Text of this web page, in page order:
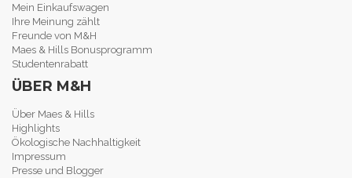
Mein Einkaufswagen
Ihre Meinung zählt
Freunde von M&H
Maes & Hills Bonusprogramm
Studentenrabatt
ÜBER M&H
Über Maes & Hills
Highlights
Ökologische Nachhaltigkeit
Impressum
Presse und Blogger